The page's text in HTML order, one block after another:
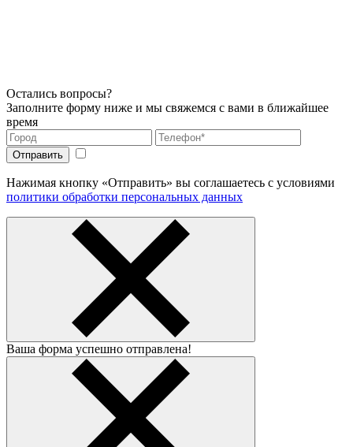
Остались вопросы?
Заполните форму ниже и мы свяжемся с вами в ближайшее
время
Нажимая кнопку «Отправить» вы соглашаетесь с условиями
политики обработки персональных данных
Ваша форма успешно отправлена!